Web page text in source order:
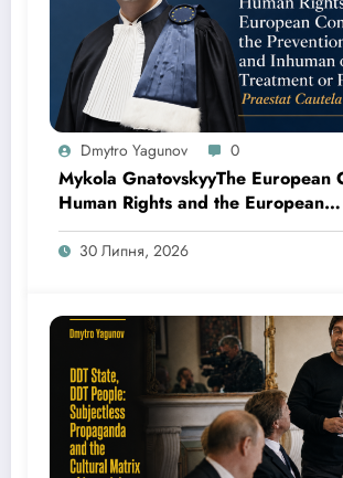
Dmytro Yagunov 0
Mykola GnatovskyyThe European
Human Rights and the European
Committee for the Prevention of
and Inhuman or Degrading
30 Липня, 2026